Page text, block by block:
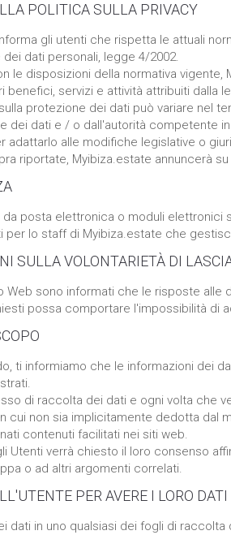
POLITICA SULLA PRIVACY
gli utenti che rispetta le attuali
dati personali, legge 4/2002.
le disposizioni della normativa
benefici, servizi e attività attribuiti dalla
protezione dei dati può variare nel
dei dati e / o dall'autorità competente
adattarlo alle modifiche legislative o
riportate, Myibiza.estate annuncerà
posta elettronica o moduli elettronici
per lo staff di Myibiza.estate che
SULLA VOLONTARIETÀ DI
Web sono informati che le risposte
possa comportare l'impossibilità di
ti informiamo che le informazioni dei
di raccolta dei dati e ogni volta che
cui non sia implicitamente dedotta
contenuti facilitati nei siti web.
Utenti verrà chiesto il loro consenso
o ad altri argomenti correlati.
PER AVERE I LORO
dati in uno qualsiasi dei fogli di